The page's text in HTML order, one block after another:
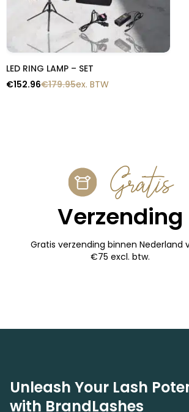
LED RING LAMP – SET
€179.95
€152.96 ex. BTW
Gratis
Verzending
Gratis verzending binnen Nederland
€75 excl. btw.
Unleash Your Lash
with BrandLashes